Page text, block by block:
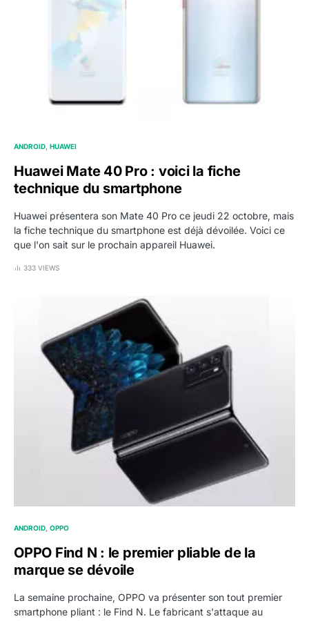
ANDROID HUAWEI
Huawei Mate 40 Pro : voici la fiche
technique du smartphone
Huawei présentera son Mate 40 Pro ce jeudi 22 octobre, mais
la fiche technique du smartphone est déjà dévoilée. Voici ce
que l'on sait sur le prochain appareil Huawei.
333 VIEWS
ANDROID OPPO
OPPO Find N : le premier pliable de la
marque se dévoile
La semaine prochaine, OPPO va présenter son tout premier
smartphone pliant : le Find N. Le fabricant s'attaque au